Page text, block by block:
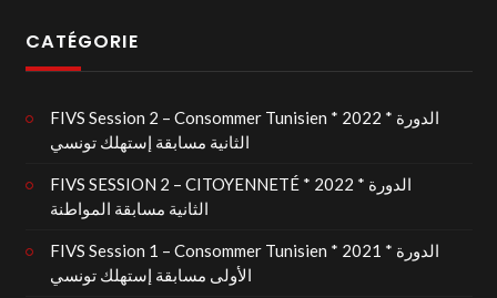
CATÉGORIE
FIVS Session 2 – Consommer Tunisien * 2022 * الدورة
الثانية مسابقة إستهلك تونسي
FIVS SESSION 2 – CITOYENNETÉ * 2022 * الدورة
الثانية مسابقة المواطنة
FIVS Session 1 – Consommer Tunisien * 2021 * الدورة
الأولى مسابقة إستهلك تونسي